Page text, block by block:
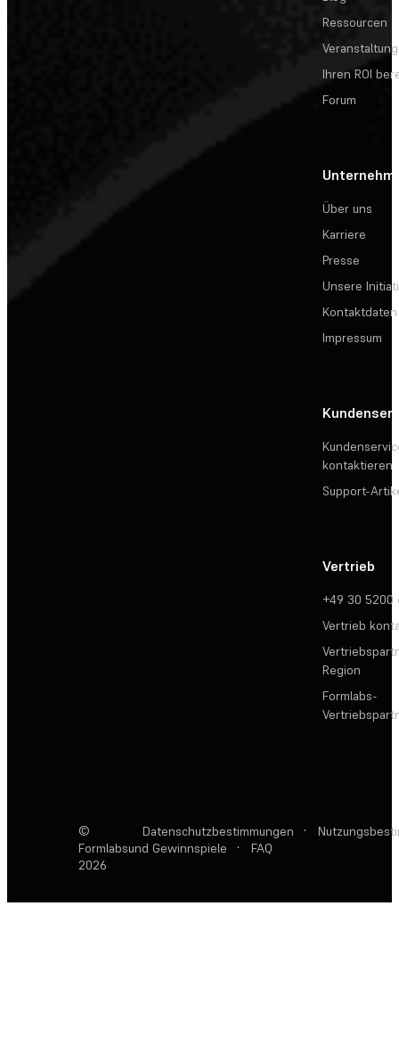
Ressourcen
Ihren ROI
Forum
Über uns
Karriere
Presse
Unsere
Kontaktdaten
Impressum
kontaktieren
Support-
Vertrieb
+49 30 5200
Vertrieb
Region
Formlabs-
©
Formlabs
2026
Datenschutzbestimmungen ·
und Gewinnspiele
· FAQ